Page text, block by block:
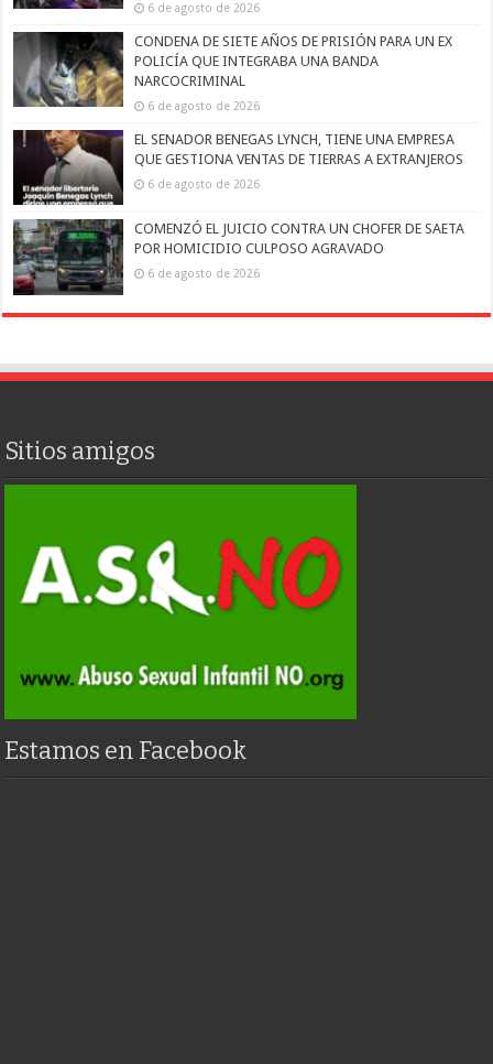
6 de agosto de 2026
CONDENA DE SIETE AÑOS DE PRISIÓN PARA UN EX
POLICÍA QUE INTEGRABA UNA BANDA
NARCOCRIMINAL
6 de agosto de 2026
EL SENADOR BENEGAS LYNCH, TIENE UNA EMPRESA
QUE GESTIONA VENTAS DE TIERRAS A EXTRANJEROS
6 de agosto de 2026
COMENZÓ EL JUICIO CONTRA UN CHOFER DE SAETA
POR HOMICIDIO CULPOSO AGRAVADO
6 de agosto de 2026
Sitios amigos
Estamos en Facebook